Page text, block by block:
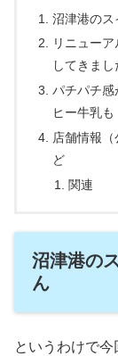
沼津港のス
リニュー
してきまし
パチパチ感
ヒー牛乳も
店舗情報
ど
関連
沼津港の
ん
というわけで